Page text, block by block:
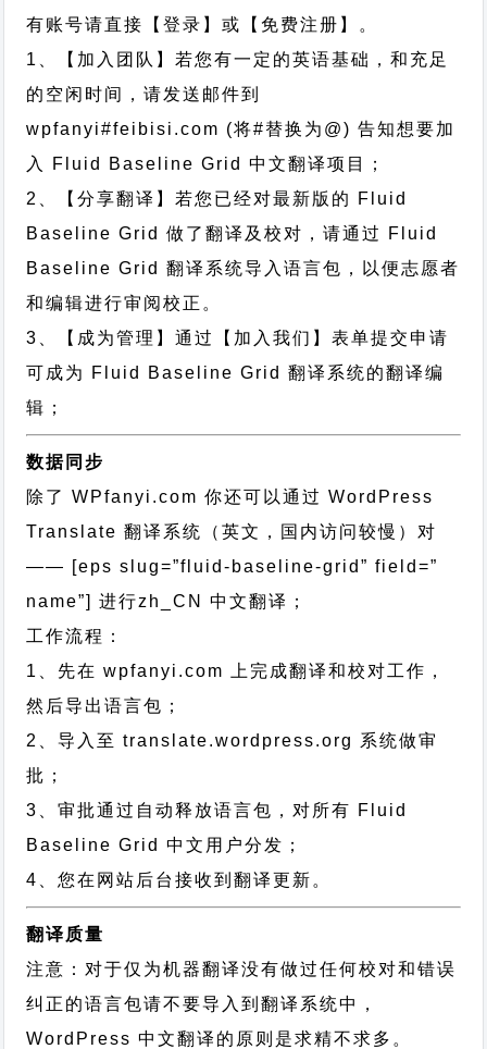
有账号请直接【登录】或【免费注册】。
1、【加入团队】若您有一定的英语基础，和充足
的空闲时间，请发送邮件到
wpfanyi#feibisi.com (将#替换为@) 告知想要加
入 Fluid Baseline Grid 中文翻译项目；
2、【分享翻译】若您已经对最新版的 Fluid
Baseline Grid 做了翻译及校对，请通过 Fluid
Baseline Grid 翻译系统导入语言包，以便志愿者
和编辑进行审阅校正。
3、【成为管理】通过【加入我们】表单提交申请
可成为 Fluid Baseline Grid 翻译系统的翻译编
辑；
数据同步
除了 WPfanyi.com 你还可以通过WordPress
Translate 翻译系统（英文，国内访问较慢）对
—— [eps slug=”fluid-baseline-grid” field=”
name”]进行zh_CN
中文翻译；
工作流程：
1、先在 wpfanyi.com 上完成翻译和校对工作，
然后导出语言包；
2、导入至 translate.wordpress.org 系统做审
批；
3、审批通过自动释放语言包，对所有 Fluid
Baseline Grid 中文用户分发；
4、您在网站后台接收到翻译更新。
翻译质量
注意：对于仅为机器翻译没有做过任何校对和错误
纠正的语言包请不要导入到翻译系统中，
WordPress 中文翻译的原则 是求精不求多。